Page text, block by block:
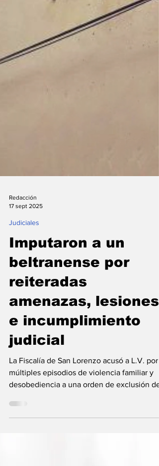
Redacción
17 sept 2025
Judiciales
Imputaron a un
beltranense por
reiteradas
amenazas, lesiones
e incumplimiento
judicial
La Fiscalía de San Lorenzo acusó a L.V. por
múltiples episodios de violencia familiar y